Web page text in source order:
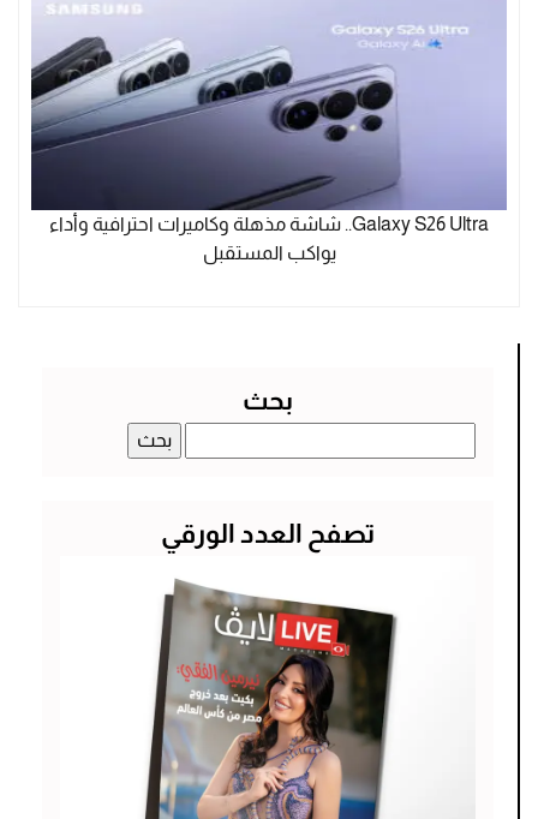
Galaxy S26 Ultra.. شاشة مذهلة وكاميرات احترافية وأداء
يواكب المستقبل
بحث
عن:
تصفح العدد الورقي